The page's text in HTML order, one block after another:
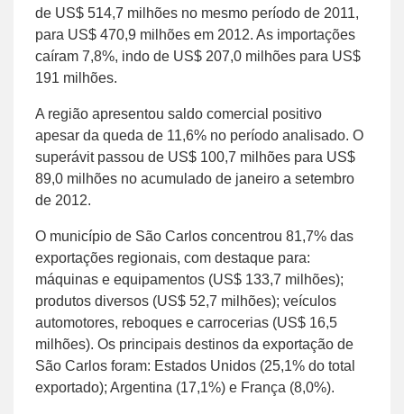
de US$ 514,7 milhões no mesmo período de 2011,
para US$ 470,9 milhões em 2012. As importações
caíram 7,8%, indo de US$ 207,0 milhões para US$
191 milhões.
A região apresentou saldo comercial positivo
apesar da queda de 11,6% no período analisado. O
superávit passou de US$ 100,7 milhões para US$
89,0 milhões no acumulado de janeiro a setembro
de 2012.
O município de São Carlos concentrou 81,7% das
exportações regionais, com destaque para:
máquinas e equipamentos (US$ 133,7 milhões);
produtos diversos (US$ 52,7 milhões); veículos
automotores, reboques e carrocerias (US$ 16,5
milhões). Os principais destinos da exportação de
São Carlos foram: Estados Unidos (25,1% do total
exportado); Argentina (17,1%) e França (8,0%).